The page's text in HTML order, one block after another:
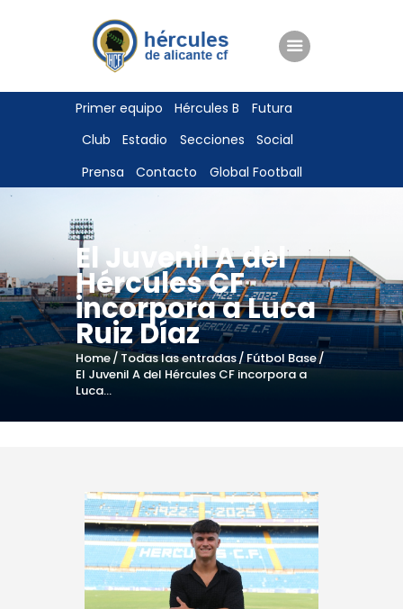
Primer equipo Hércules B
Futura
Club
Estadio Secciones
Social
Prensa
Contacto Global Football
El Juvenil A del
Hércules CF
incorpora a Luca
Ruiz Díaz
Home Todas las entradas
Fútbol Base
El Juvenil A del Hércules CF incorpora a
Luca...
ENTRADAS
TIENDA
HÉRCULESCF100